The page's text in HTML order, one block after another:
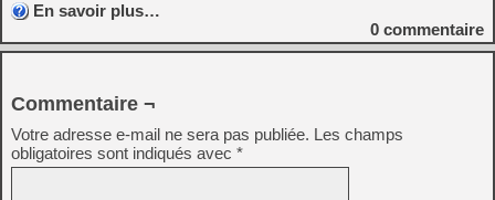
En savoir plus…
0 commentaire
Commentaire ¬
Votre adresse e-mail ne sera pas publiée. Les champs
obligatoires sont indiqués avec *